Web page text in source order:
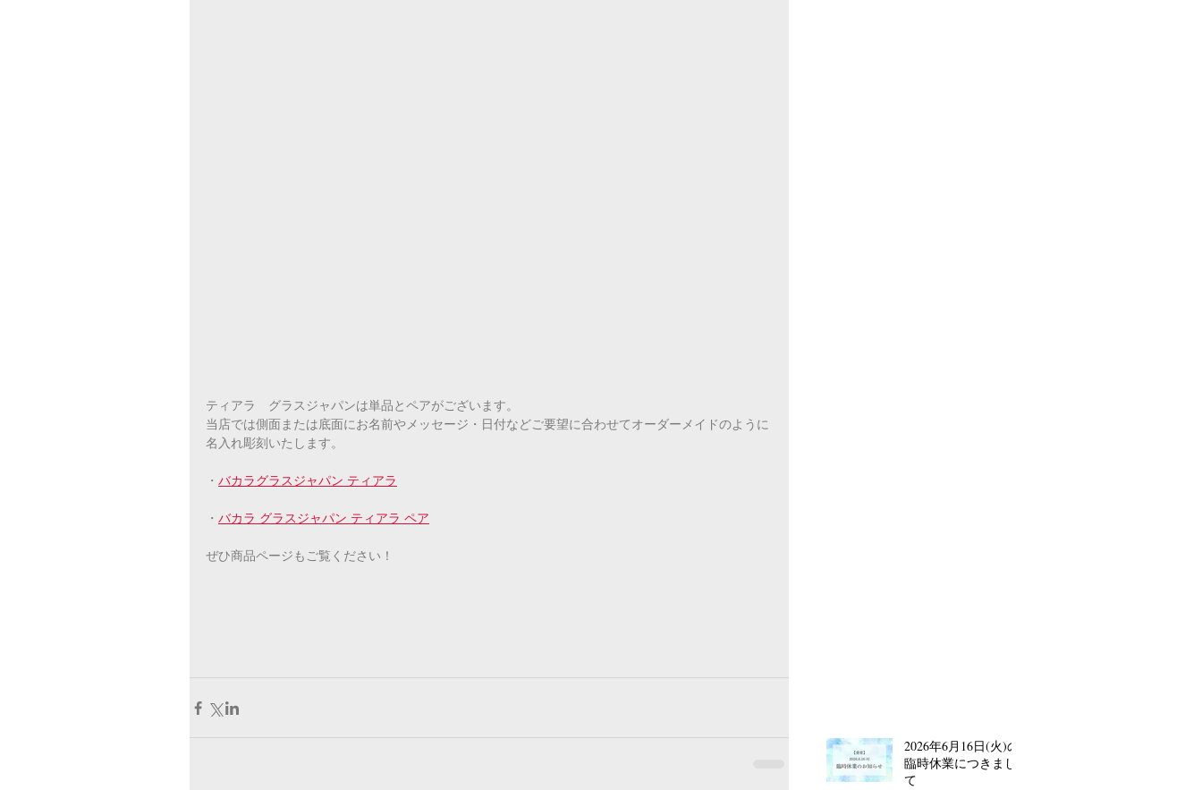
ティアラ　グラスジャパンは単品とペアがございます。
当店では側面または底面にお名前やメッセージ・日付などご要望に合わせてオーダーメイドのように
名入れ彫刻いたします。
・ バカラグラスジャパン ティアラ
・ バカラ グラスジャパン ティアラ ペア
ぜひ商品ページもご覧ください！
2026年6月16日(火)の
臨時休業につきまし
て